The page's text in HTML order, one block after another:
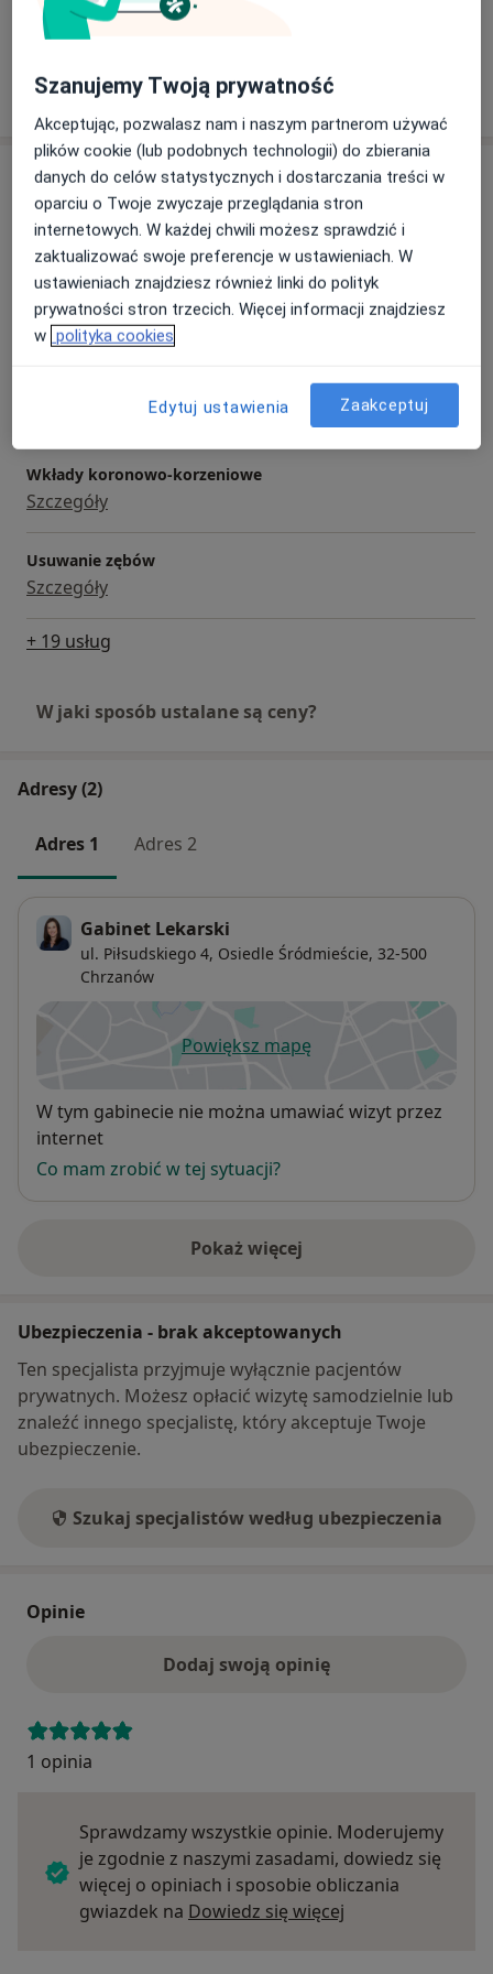
Protezy
Zapalenie zębodołu
Pokaż więcej
Usługi i ceny
Badania stomatologiczne
Szczegóły
Protezy
Szczegóły
Wkłady koronowo-korzeniowe
Szczegóły
Usuwanie zębów
Szczegóły
+ 19 usług
W jaki sposób ustalane są ceny?
Adresy (2)
Adres 1 Adres 2
Gabinet Lekarski
ul. Piłsudskiego 4, Osiedle Śródmieście, 32-500
Chrzanów
Powiększ mapęotwiera się w nowej karcie
Dostępność
W tym gabinecie nie można umawiać wizyt przez
internet
Co mam zrobić w tej sytuacji?
Pokaż więcej
o adresie
Ubezpieczenia - brak akceptowanych
Ten specjalista przyjmuje wyłącznie pacjentów
prywatnych. Możesz opłacić wizytę samodzielnie lub
znaleźć innego specjalistę, który akceptuje Twoje
ubezpieczenie.
Szukaj specjalistów według ubezpieczenia
Opinie
Dodaj swoją opinię
1 opinia
Sprawdzamy wszystkie opinie. Moderujemy
je zgodnie z naszymi zasadami, dowiedz się
więcej o opiniach i sposobie obliczania
gwiazdek na Dowiedz się więcej
Szanujemy Twoją prywatność
Akceptując, pozwalasz nam i naszym partnerom używać
plików cookie (lub podobnych technologii) do zbierania
danych do celów statystycznych i dostarczania treści w
oparciu o Twoje zwyczaje przeglądania stron
internetowych. W każdej chwili możesz sprawdzić i
zaktualizować swoje preferencje w ustawieniach. W
ustawieniach znajdziesz również linki do polityk
prywatności stron trzecich. Więcej informacji znajdziesz
w polityka cookies
Edytuj ustawienia Zaakceptuj